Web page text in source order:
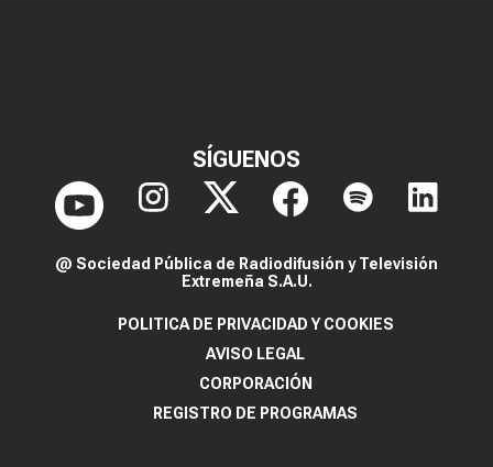
SÍGUENOS
@ Sociedad Pública de Radiodifusión y Televisión
Extremeña S.A.U.
POLITICA DE PRIVACIDAD Y COOKIES
AVISO LEGAL
CORPORACIÓN
REGISTRO DE PROGRAMAS